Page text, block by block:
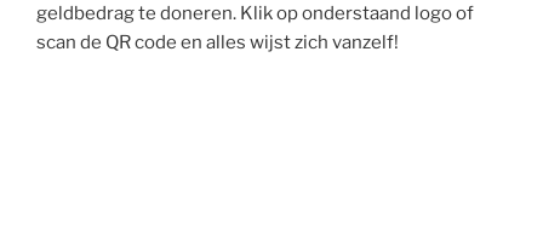
geldbedrag te doneren. Klik op onderstaand logo of
scan de QR code en alles wijst zich vanzelf!